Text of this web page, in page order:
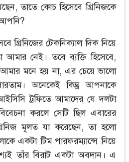
তাতে কোচ হিসেবে গ্রিনিজকে
গ্রিনিজের টেকনিক্যাল দিক নিয়ে
আমার নেই। তবে ব্যক্তি হিসেবে,
মনে হয় না, এর চেয়ে ভালো
অনেকেই কিন্তু আপনাকে
ট্রফিতে আমাদের যে দলটা
করলে সেটি ছিল এবারের
মূলত যা করেছেন, তা হলো
একটা টিম পারফরম্যান্সে নিয়ে
তাঁর বিরাট একটা অবদান। এ